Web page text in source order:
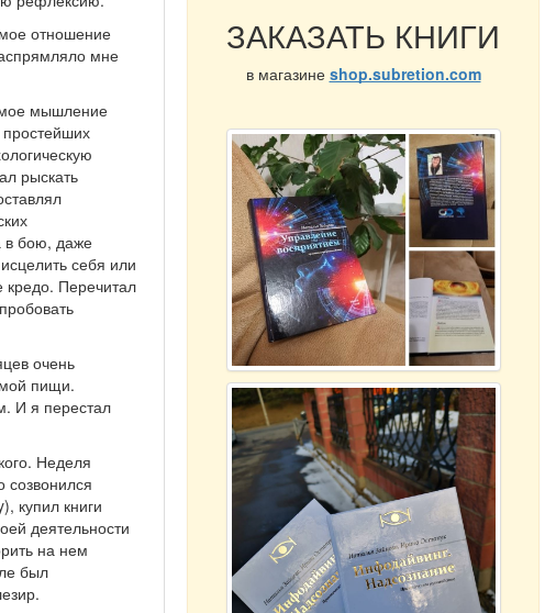
отношение
мне
мое мышление
простейших
рыскать
в бою, даже
себя или
кредо. Перечитал
очень
пищи.
И я перестал
Неделя
созвонился
купил книги
деятельности
на нем
был
ЗАКАЗАТЬ КНИГИ
в магазине shop.subretion.com